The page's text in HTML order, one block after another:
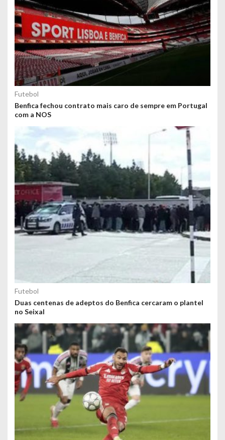
Futebol
Benfica fechou contrato mais caro de sempre em Portugal
com a NOS
Futebol
Duas centenas de adeptos do Benfica cercaram o plantel
no Seixal